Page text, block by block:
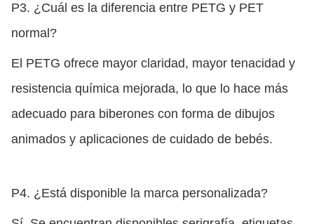
P3. ¿Cuál es la diferencia entre PETG y PET
normal?
El PETG ofrece mayor claridad, mayor tenacidad y
resistencia química mejorada, lo que lo hace más
adecuado para biberones con forma de dibujos
animados y aplicaciones de cuidado de bebés.
P4. ¿Está disponible la marca personalizada?